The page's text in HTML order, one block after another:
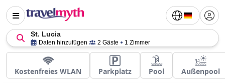
St. Lucia
Daten hinzufügen 2 Gäste 1 Zimmer
Kostenfreies WLAN Parkplatz Pool Außenpool